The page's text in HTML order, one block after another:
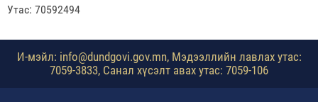
Утас: 70592494
И-мэйл: info@dundgovi.gov.mn, Мэдээллийн лавлах утас:
7059-3833, Санал хүсэлт авах утас: 7059-106